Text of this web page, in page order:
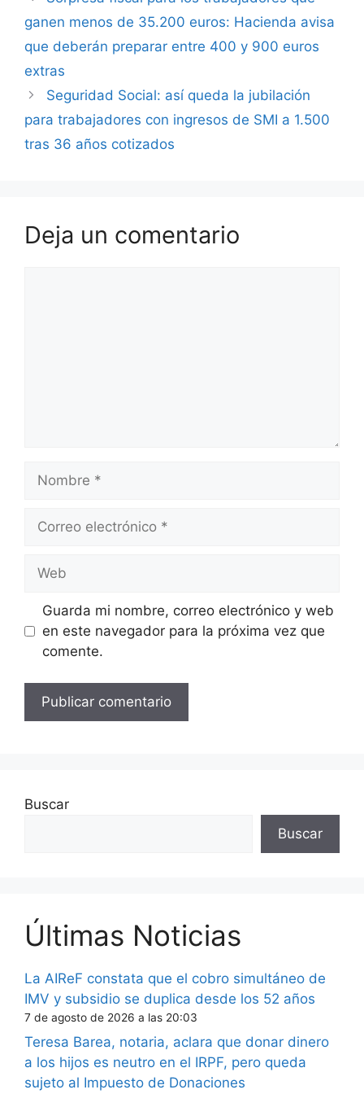
ganen menos de 35.200 euros: Hacienda avisa
que deberán preparar entre 400 y 900 euros
extras
Seguridad Social: así queda la jubilación
para trabajadores con ingresos de SMI a 1.500
tras 36 años cotizados
Deja un comentario
Nombre
Correo
Web
Guarda mi nombre, correo electrónico y web
en este navegador para la próxima vez que
comente.
Buscar
Buscar
Últimas Noticias
La AIReF constata que el cobro simultáneo de
IMV y subsidio se duplica desde los 52 años
7 de agosto de 2026 a las 20:03
Teresa Barea, notaria, aclara que donar dinero
a los hijos es neutro en el IRPF, pero queda
sujeto al Impuesto de Donaciones